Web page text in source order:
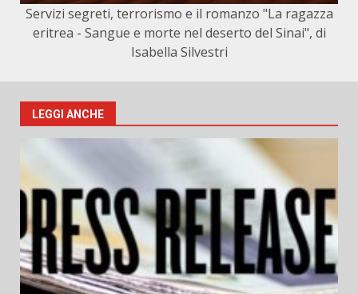
Servizi segreti, terrorismo e il romanzo "La ragazza
eritrea - Sangue e morte nel deserto del Sinai", di
Isabella Silvestri
LEGGI ANCHE